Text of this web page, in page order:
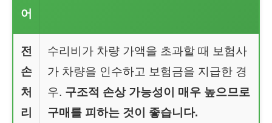
어
전
손
처
리
수리비가 차량 가액을 초과할 때 보험사
가 차량을 인수하고 보험금을 지급한 경
우. 구조적 손상 가능성이 매우 높으므로
구매를 피하는 것이 좋습니다.